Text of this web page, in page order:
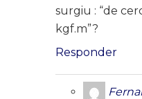
surgiu : “de
kgf.m”?
Responder